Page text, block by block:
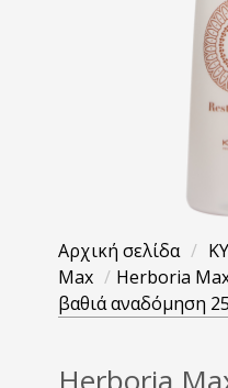
Αρχική σελίδα /
Max / Herboria
βαθιά αναδόμηση